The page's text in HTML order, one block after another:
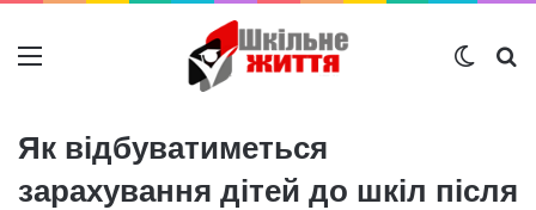
Меню
Як відбуватиметься
зарахування дітей до шкіл після